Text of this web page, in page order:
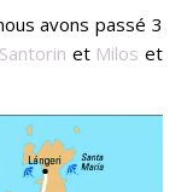
avons passé 3
Santorin et Miloset